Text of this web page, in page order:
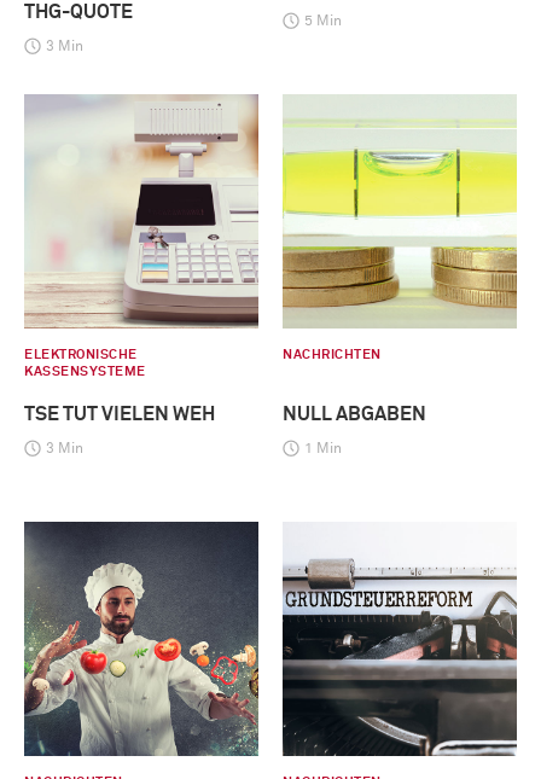
THG-QUOTE
3 Min
5 Min
ELEKTRONISCHE
KASSENSYSTEME
TSE TUT VIELEN WEH
3 Min
NACHRICHTEN
NULL ABGABEN
1 Min